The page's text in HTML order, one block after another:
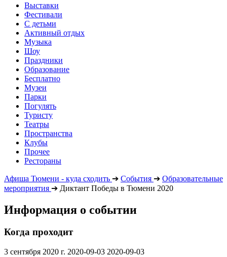
Выставки
Фестивали
С детьми
Активный отдых
Музыка
Шоу
Праздники
Образование
Бесплатно
Музеи
Парки
Погулять
Туристу
Театры
Пространства
Клубы
Прочее
Рестораны
Афиша Тюмени - куда сходить ➔ События ➔ Образовательные
мероприятия ➔ Диктант Победы в Тюмени 2020
Информация о событии
Когда проходит
3 сентября 2020 г. 2020-09-03 2020-09-03